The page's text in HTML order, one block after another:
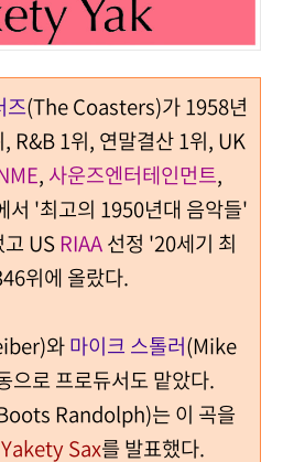
즈(The Coasters)가 1958년
R&B 1위, 연말결산 1위, UK
, 사운즈엔터테인먼트,
서 '최고의 1950년대 음악들'
USRIAA선정 '20세기 최
위에 올랐다.
와마이크 스톨러(Mike
로 프로듀서도 맡았다.
Randolph)는 이 곡을
Yakety Sax를 발표했다.